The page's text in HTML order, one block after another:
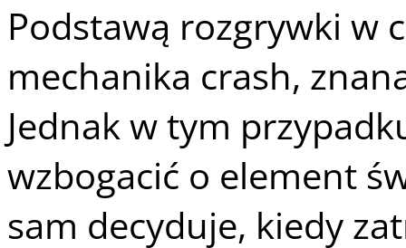
Podstawą rozgrywki w
mechanika crash,
Jednak w tym
wzbogacić o element
sam decyduje, kiedy